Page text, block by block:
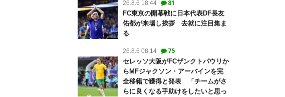
26.8.6 18:44 81
FC東京の開幕戦に日本代表DF長友
佑都が来場し挨拶 去就に注目集ま
る
26.8.6 08:14 75
セレッソ大阪がFCザンクトパウリか
らMFジャクソン・アーバインを完
全移籍で獲得と発表 「チームがさ
らに良くなる手助けをしたいと思っ